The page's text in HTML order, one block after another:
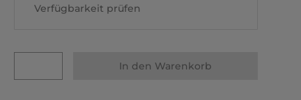
Verfügbarkeit prüfen
In den Warenkorb